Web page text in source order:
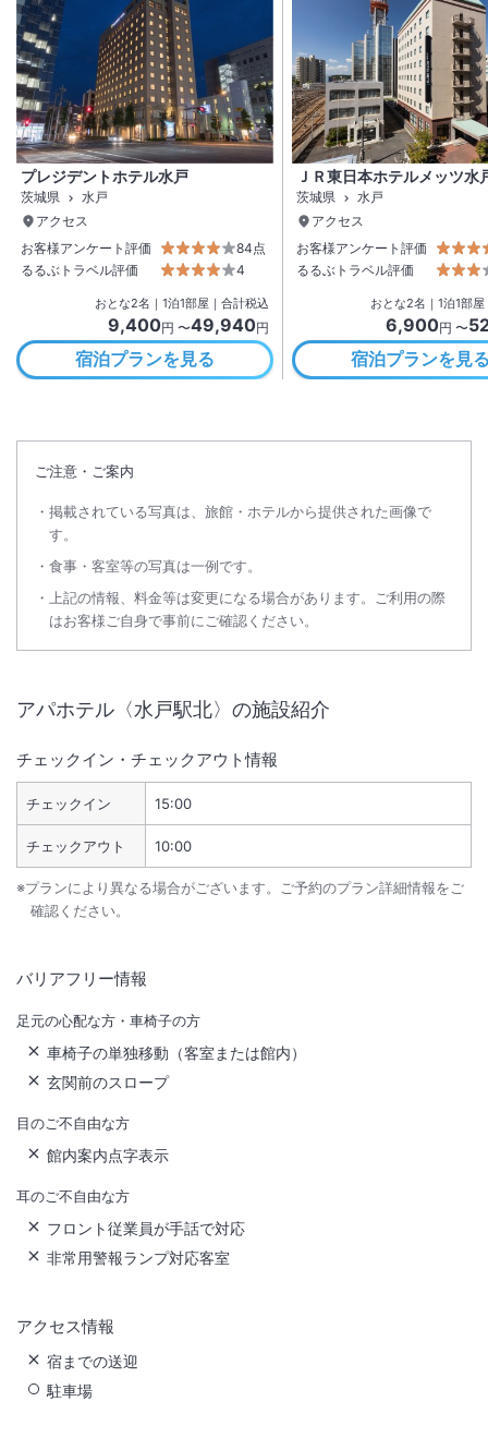
プレジデントホテル水戸
茨城県
水戸
アクセス
お客様アンケート評価
84点
るるぶトラベル評価
4
おとな2名 ｜ 1泊1部屋｜合計税込
9,400円 〜49,940円
宿泊プランを見る
ＪＲ東日本ホテルメッツ水
茨城県
水戸
アクセス
お客様アンケート評価
るるぶトラベル評価
おとな2名 ｜ 1泊1部屋
6,900円 〜
宿泊プランを見
ご注意・ご案内
掲載されている写真は、旅館・ホテルから提供された画像で
す。
食事・客室等の写真は一例です。
上記の情報、料金等は変更になる場合があります。ご利用の際
はお客様ご自身で事前にご確認ください。
アパホテル〈水戸駅北〉 の施設紹介
チェックイン・チェックアウト情報
チェックイン 15:00
チェックアウト 10:00
※プランにより異なる場合がございます。ご予約のプラン詳細情報をご
確認ください。
バリアフリー情報
足元の心配な方・車椅子の方
車椅子の単独移動（客室または館内）
玄関前のスロープ
目のご不自由な方
館内案内点字表示
耳のご不自由な方
フロント従業員が手話で対応
非常用警報ランプ対応客室
アクセス情報
宿までの送迎
駐車場